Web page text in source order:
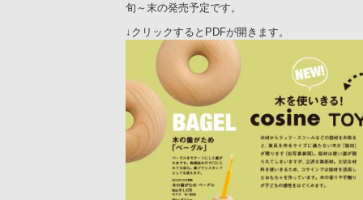
旬～末の発売予定です。
↓クリックするとPDFが開きます。